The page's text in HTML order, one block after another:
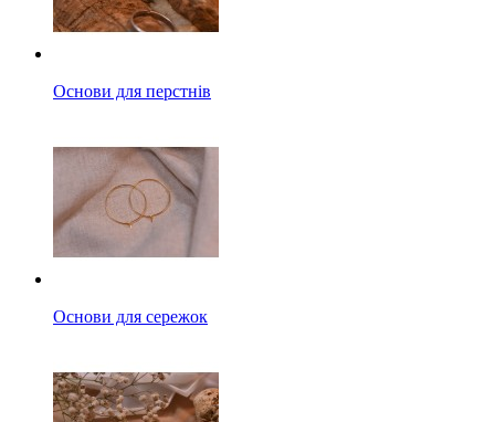
Основи для перстнів
Основи для сережок